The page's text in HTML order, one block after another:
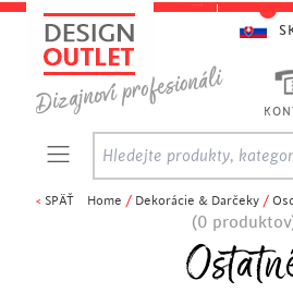
< SPÄŤ Home / Dekorácie & Darčeky /
(0